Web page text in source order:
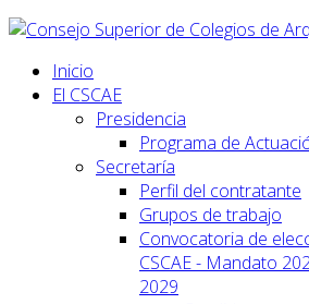
Inicio
El CSCAE
Presidencia
Programa de
Secretaría
Perfil del contratante
Grupos de trabajo
Convocatoria de
CSCAE - Mandato
2029